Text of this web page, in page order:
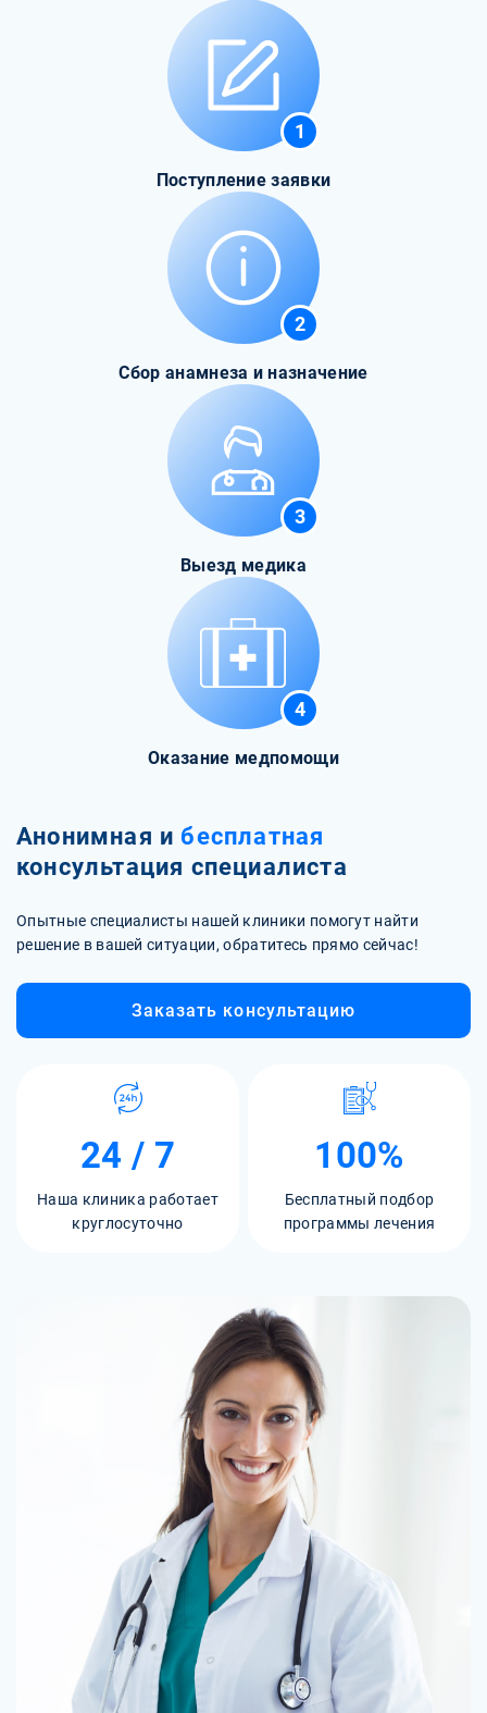
1
Поступление заявки
2
Сбор анамнеза и назначение
3
Выезд медика
4
Оказание медпомощи
Анонимная и бесплатная
консультация специалиста
Опытные специалисты нашей клиники помогут найти
решение в вашей ситуации, обратитесь прямо сейчас!
Заказать консультацию
24 / 7
Наша клиника работает
круглосуточно
100%
Бесплатный подбор
программы лечения